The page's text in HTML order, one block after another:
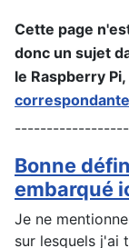
Cette page
donc un sujet
le Raspberry
Bonne
embarqué
Je ne
sur lesquels j'ai